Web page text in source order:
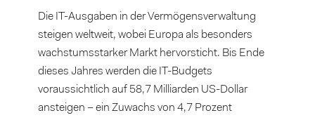
Die IT-Ausgaben in der Vermögensverwaltung
steigen weltweit, wobei Europa als besonders
wachstumsstarker Markt hervorsticht. Bis Ende
dieses Jahres werden die IT-Budgets
voraussichtlich auf 58,7 Milliarden US-Dollar
ansteigen – ein Zuwachs von 4,7 Prozent